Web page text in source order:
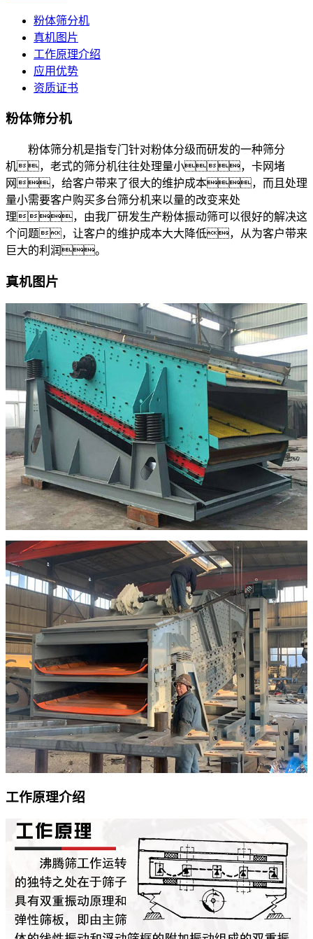
粉体筛分机
真机图片
工作原理介绍
应用优势
资质证书
粉体筛分机
粉体筛分机是指专门针对粉体分级而研发的一种筛分
机，老式的筛分机往往处理量小，卡网堵
网，给客户带来了很大的维护成本，而且处理
量小需要客户购买多台筛分机来以量的改变来处
理，由我厂研发生产粉体振动筛可以很好的解决这
个问题，让客户的维护成本大大降低，从为客户带来
巨大的利润。
真机图片
工作原理介绍